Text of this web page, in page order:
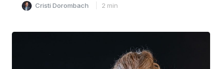
Cristi Dorombach 2 min